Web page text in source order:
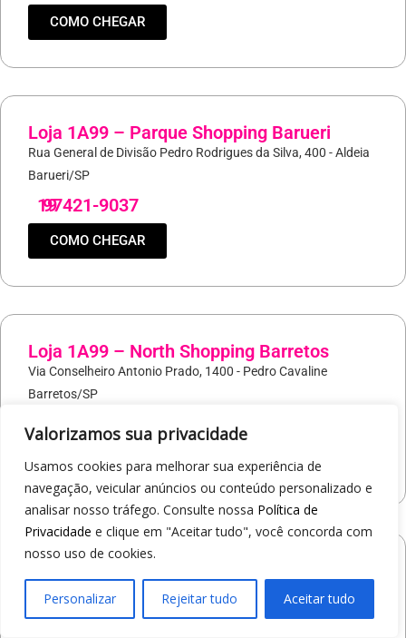
Valorizamos sua privacidade
Usamos cookies para melhorar sua experiência de
navegação, veicular anúncios ou conteúdo personalizado e
analisar nosso tráfego. Consulte nossa Política de
Privacidade e clique em "Aceitar tudo", você concorda com
nosso uso de cookies.
Personalizar Rejeitar tudo Aceitar tudo
COMO CHEGAR
Loja 1A99 – Parque Shopping Barueri
Rua General de Divisão Pedro Rodrigues da Silva, 400 - Aldeia
Barueri/SP
19
97421-9037
COMO CHEGAR
Loja 1A99 – North Shopping Barretos
Via Conselheiro Antonio Prado, 1400 - Pedro Cavaline
Barretos/SP
1997407-5840
COMO CHEGAR
Alberto Carvalho Pinto
Av. Professor Carlos Alberto Carvalho Pinto, 464 - Alvinópolis